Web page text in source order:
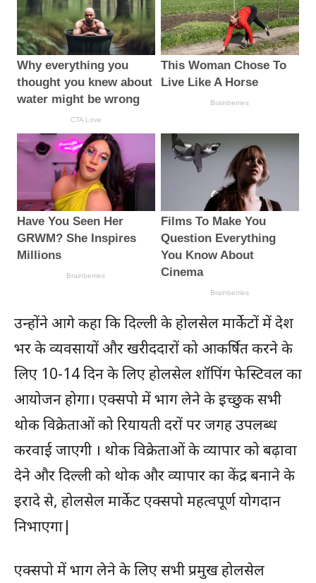
उन्होंने आगे कहा कि दिल्ली के होलसेल मार्केटों में देश
भर के व्यवसायों और खरीददारों को आकर्षित करने के
लिए 10-14 दिन के लिए होलसेल शॉपिंग फेस्टिवल का
आयोजन होगा। एक्सपो में भाग लेने के इच्छुक सभी
थोक विक्रेताओं को रियायती दरों पर जगह उपलब्ध
करवाई जाएगी । थोक विक्रेताओं के व्यापार को बढ़ावा
देने और दिल्ली को थोक और व्यापार का केंद्र बनाने के
इरादे से, होलसेल मार्केट एक्सपो महत्वपूर्ण योगदान
निभाएगा|
एक्सपो में भाग लेने के लिए सभी प्रमुख होलसेल